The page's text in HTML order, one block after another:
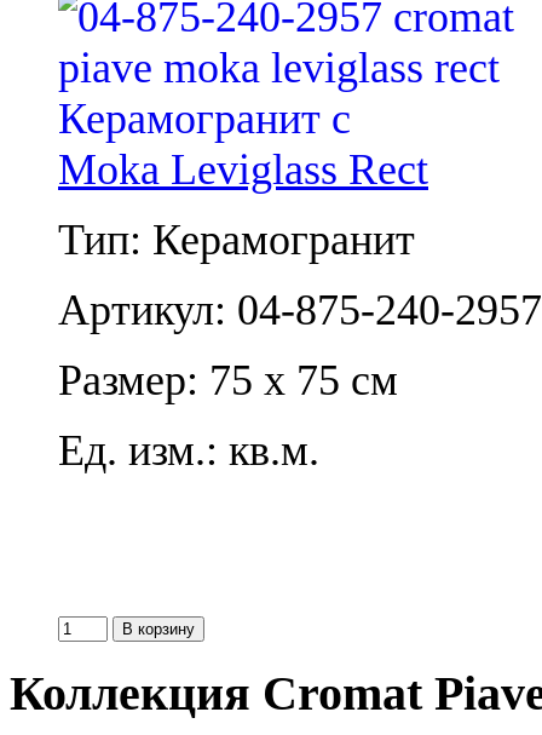
Moka Leviglass Rect
Тип: Керамогранит
Артикул: 04-875-240-2957
Размер: 75 x 75 см
Ед. изм.: кв.м.
Коллекция Cromat